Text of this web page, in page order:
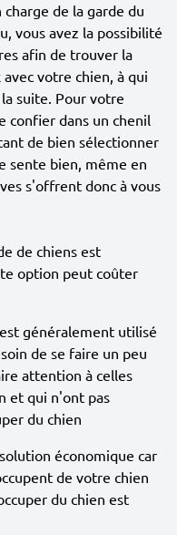
de la garde du
vous avez la possibilité
afin de trouver la
votre chien, à qui
suite. Pour votre
confier dans un chenil
de bien sélectionner
sente bien, même en
s'offrent donc à vous
de chiens est
option peut coûter
généralement utilisé
de se faire un peu
attention à celles
et qui n'ont pas
du chien
économique car
de votre chien
du chien est